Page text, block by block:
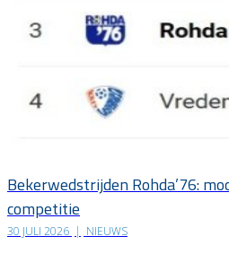
Bekerwedstrijden Rohda’76:
competitie
30 JULI 2026 | NIEUWS